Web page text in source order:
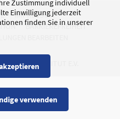
Zustimmung individuell
Einwilligung jederzeit
finden Sie in unserer
verwenden
IMPRESSUM
BARRIEREFREIHEIT
BEARBEITEN
JUGENDINSTITUT E.V.